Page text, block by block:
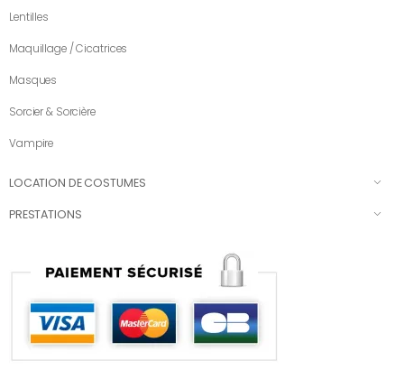
Lentilles
Maquillage / Cicatrices
Masques
Sorcier & Sorcière
Vampire
LOCATION DE COSTUMES
PRESTATIONS